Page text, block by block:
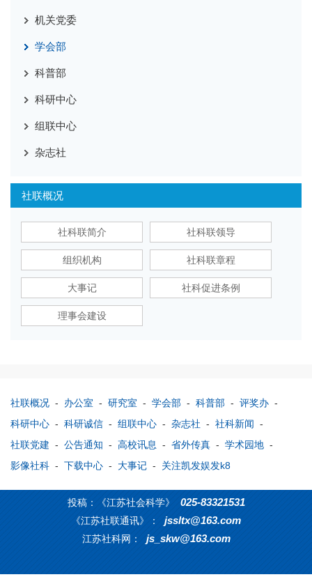
机关党委
学会部
科普部
科研中心
组联中心
杂志社
社联概况
社科联简介 社科联领导
组织机构 社科联章程
大事记 社科促进条例
理事会建设
社联概况 - 办公室 - 研究室 - 学会部 - 科普部 - 评奖办 -
科研中心 - 科研诚信 - 组联中心 - 杂志社 - 社科新闻 -
社联党建 - 公告通知 - 高校讯息 - 省外传真 - 学术园地 -
影像社科 - 下载中心 - 大事记 - 关注凯发娱发k8
投稿：《江苏社会科学》 025-83321531
《江苏社联通讯》： jssltx@163.com
江苏社科网： js_skw@163.com